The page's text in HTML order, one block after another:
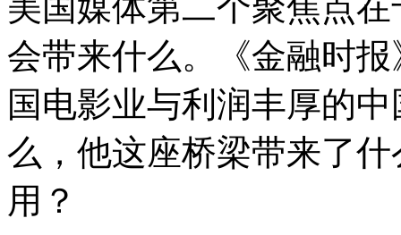
会带来什么。《金融时
国电影业与利润丰厚的
么，他这座桥梁带来了
用？